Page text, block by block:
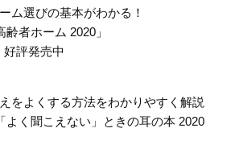
ム選びの基本がわかる！
者ホーム 2020」
評発売中
をよくする方法をわかりやすく解説
よく聞こえない」ときの耳の本 2020